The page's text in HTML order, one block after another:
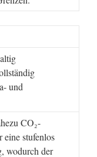
und
CO₂-
eine stufenlos
wodurch der